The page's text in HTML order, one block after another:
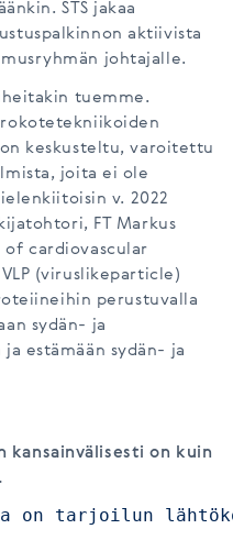
STS jakaa
aktiivista
johtajalle.
tuemme.
rokotetekniikoiden
on keskusteltu, varoitettu
joita ei ole
v. 2022
FT Markus
of cardiovascular
(viruslikeparticle)
perustuvalla
sydän- ja
estämään sydän- ja
kansainvälisesti on kuin
on tarjoilun